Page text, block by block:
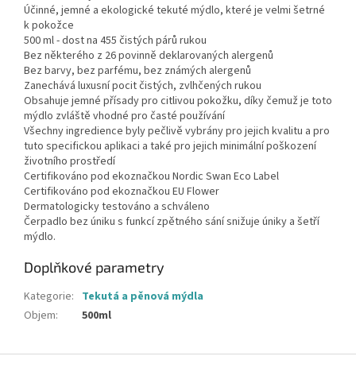
Účinné, jemné a ekologické tekuté mýdlo, které je velmi šetrné
k pokožce
500 ml - dost na 455 čistých párů rukou
Bez některého z 26 povinně deklarovaných alergenů
Bez barvy, bez parfému, bez známých alergenů
Zanechává luxusní pocit čistých, zvlhčených rukou
Obsahuje jemné přísady pro citlivou pokožku, díky čemuž je toto
mýdlo zvláště vhodné pro časté používání
Všechny ingredience byly pečlivě vybrány pro jejich kvalitu a pro
tuto specifickou aplikaci a také pro jejich minimální poškození
životního prostředí
Certifikováno pod ekoznačkou Nordic Swan Eco Label
Certifikováno pod ekoznačkou EU Flower
Dermatologicky testováno a schváleno
Čerpadlo bez úniku s funkcí zpětného sání snižuje úniky a šetří
mýdlo.
Doplňkové parametry
Kategorie: Tekutá a pěnová mýdla
Objem: 500ml